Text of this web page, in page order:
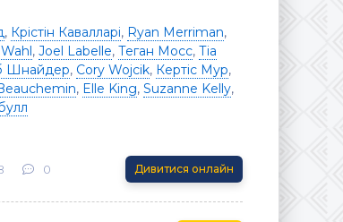
, Крістін Кавалларі, Ryan Merriman,
, Joel Labelle, Теган Мосс, Тіа
Шнайдер, Cory Wojcik, Кертіс Мур,
, Elle King, Suzanne Kelly,
0 Дивитися онлайн